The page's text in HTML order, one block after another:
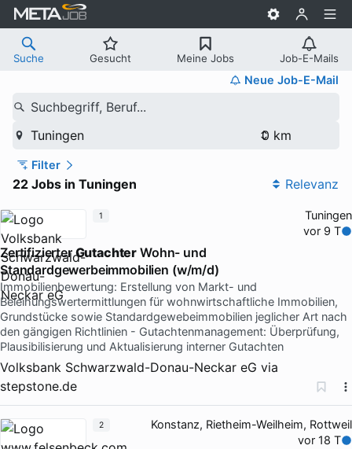
Suche Gesucht Meine Jobs Job-E-Mails
Neue Job-E-Mail
Suchbegriff, Beruf...
Tuningen
Filter
22 Jobs in Tuningen Relevanz
Tuningen
vor 9 T
ZertifizierterGutachter Wohn- und
Standardgewerbeimmobilien (w/m/d)
Immobilienbewertung: Erstellung von Markt- und
Beleihungswertermittlungen für wohnwirtschaftliche Immobilien,
Grundstücke sowie Standardgewebeimmobilien jeglicher Art nach
den gängigen Richtlinien - Gutachtenmanagement: Überprüfung,
Plausibilisierung und Aktualisierung interner Gutachten
Volksbank Schwarzwald-Donau-Neckar eG via
stepstone.de
1
Konstanz, Rietheim-Weilheim, Rottweil
vor 18 T
2